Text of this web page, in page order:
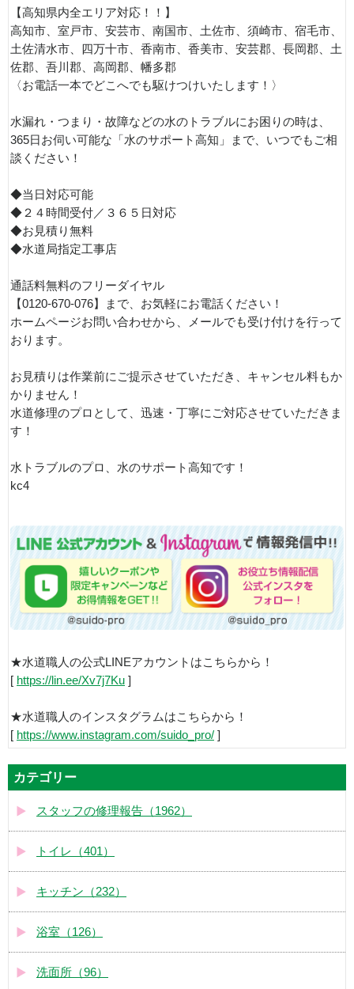
【高知県内全エリア対応！！】
高知市、室戸市、安芸市、南国市、土佐市、須崎市、宿毛市、
土佐清水市、四万十市、香南市、香美市、安芸郡、長岡郡、土
佐郡、吾川郡、高岡郡、幡多郡
〈お電話一本でどこへでも駆けつけいたします！〉
水漏れ・つまり・故障などの水のトラブルにお困りの時は、
365日お伺い可能な「水のサポート高知」まで、いつでもご相
談ください！
◆当日対応可能
◆２４時間受付／３６５日対応
◆お見積り無料
◆水道局指定工事店
通話料無料のフリーダイヤル
【0120-670-076】まで、お気軽にお電話ください！
ホームページお問い合わせから、メールでも受け付けを行って
おります。
お見積りは作業前にご提示させていただき、キャンセル料もか
かりません！
水道修理のプロとして、迅速・丁寧にご対応させていただきま
す！
水トラブルのプロ、水のサポート高知です！
kc4
★水道職人の公式LINEアカウントはこちらから！
[ https://lin.ee/Xv7j7Ku ]
★水道職人のインスタグラムはこちらから！
[ https://www.instagram.com/suido_pro/ ]
カテゴリー
スタッフの修理報告（1962）
トイレ（401）
キッチン（232）
浴室（126）
洗面所（96）